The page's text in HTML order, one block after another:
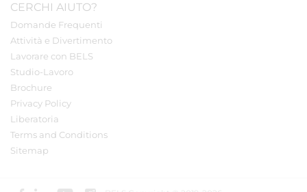
CERCHI AIUTO?
Domande Frequenti
Attività e Divertimento
Lavorare con BELS
Studio-Lavoro
Brochure
Privacy Policy
Liberatoria
Terms and Conditions
Sitemap